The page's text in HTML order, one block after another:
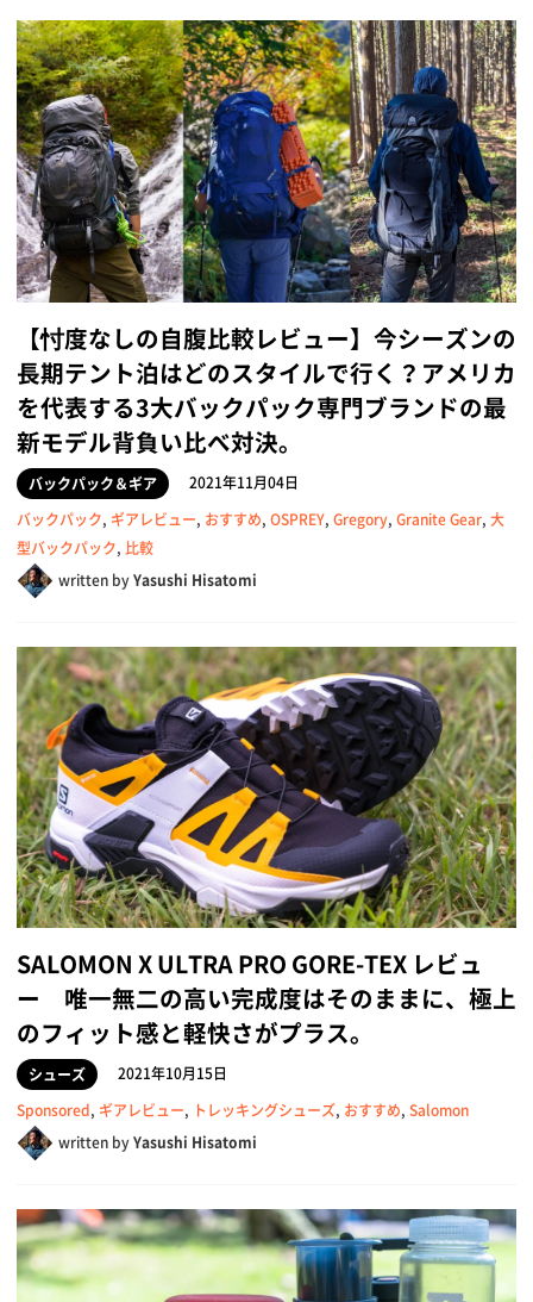
【忖度なしの自腹比較レビュー】今シーズンの
長期テント泊はどのスタイルで行く？アメリカ
を代表する3大バックパック専門ブランドの最
新モデル背負い比べ対決。
バックパック＆ギア
2021年11月04日
バックパック, ギアレビュー, おすすめ, OSPREY, Gregory, Granite Gear, 大
型バックパック, 比較
written byYasushi Hisatomi
SALOMON X ULTRA PRO GORE-TEX レビュ
ー 唯一無二の高い完成度はそのままに、極上
のフィット感と軽快さがプラス。
シューズ
2021年10月15日
Sponsored, ギアレビュー, トレッキングシューズ, おすすめ, Salomon
written byYasushi Hisatomi